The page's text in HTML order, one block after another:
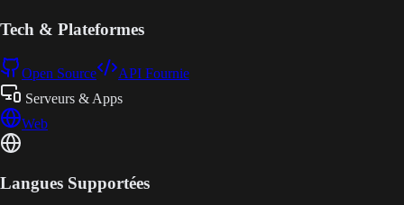
Tech & Plateformes
Open Source
API Fournie
Serveurs & Apps
Web
Langues Supportées